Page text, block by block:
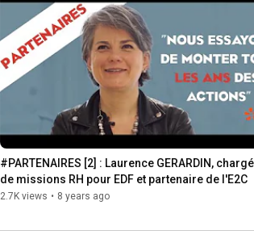
#PARTENAIRES [2] : Laurence GERARDIN,
de missions RH pour EDF et partenaire de l'E2C
2.7K views • 8 years ago